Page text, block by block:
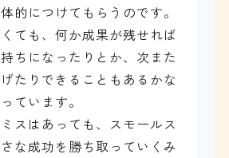
的につけてもらうのです。
ても、何か成果が残せれば
ちになったりとか、次また
たりできることもあるかな
ています。
スはあっても、スモールス
な成功を勝ち取っていくみ